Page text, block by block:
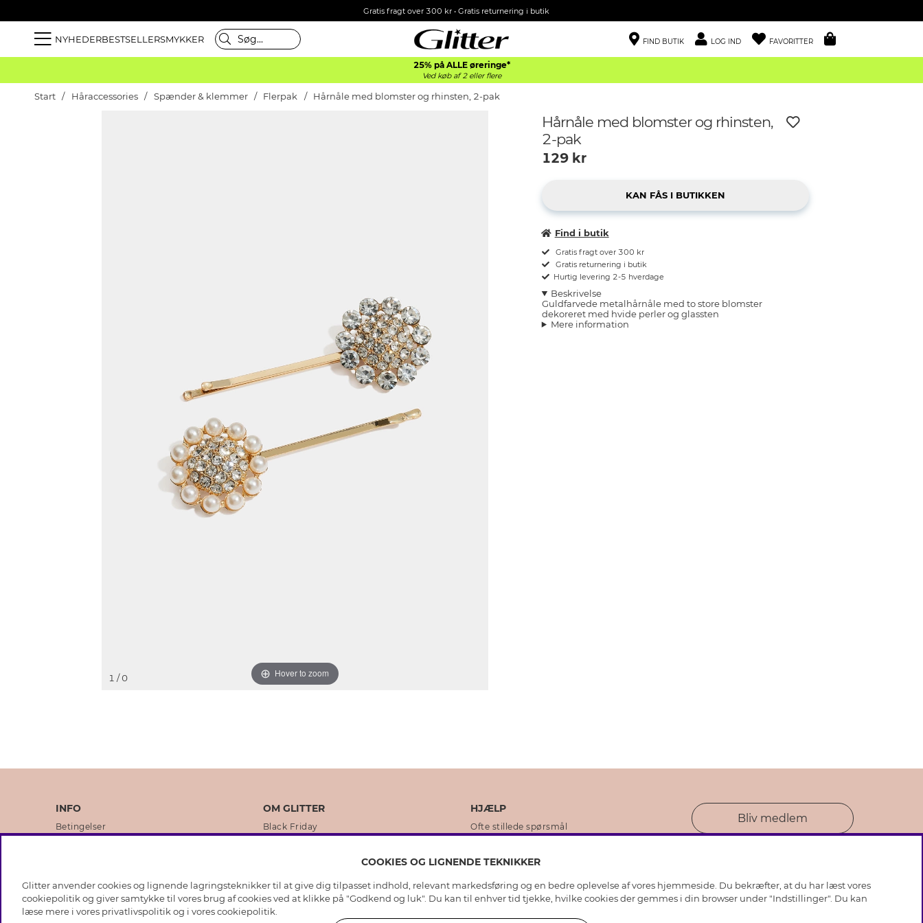
Gratis fragt over 300 kr • Gratis returnering i butik
NYHEDERBESTSELLERSMYKKER FIND BUTIK LOG IND FAVORITTER
25% på ALLE øreringe*
Ved køb af 2 eller flere
Start Håraccessories Spænder & klemmer Flerpak Hårnåle med blomster og rhinsten, 2-pak
Hover to zoom
1 / 0
Hårnåle med blomster og rhinsten,
2-pak
129kr
Find i butik
Gratis fragt over 300 kr
Gratis returnering i butik
Hurtig levering 2-5 hverdage
Beskrivelse
Guldfarvede metalhårnåle med to store blomster
dekoreret med hvide perler og glassten
Mere information
INFO
Betingelser
Medlemsbetingelser
OM GLITTER
Black Friday
Virksomhedens historie
HJÆLP
Ofte stillede spørsmål
Plejeråd ægte sølv
Plejeråd skindhandsker
Bliv medlem
COOKIES OG LIGNENDE TEKNIKKER
Glitter anvender cookies og lignende lagringsteknikker til at give dig tilpasset indhold, relevant markedsføring og en bedre oplevelse af vores hjemmeside. Du bekræfter, at du har læst vores
cookiepolitik og giver samtykke til vores brug af cookies ved at klikke på "Godkend og luk". Du kan til enhver tid tjekke, hvilke cookies der gemmes i din browser under "Indstillinger". Du kan
læse mere i vores privatlivspolitik og i vorescookiepolitik